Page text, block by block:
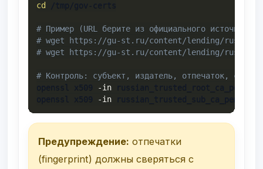
cd
# Пример (URL берите из официального источника/
# wget https://gu-st.ru/content/lending/
# wget https://gu-st.ru/content/lending/
# Контроль: субъект, издатель, отпечаток, срок
-in
-in
Предупреждение: отпечатки
(fingerprint) должны сверяться с